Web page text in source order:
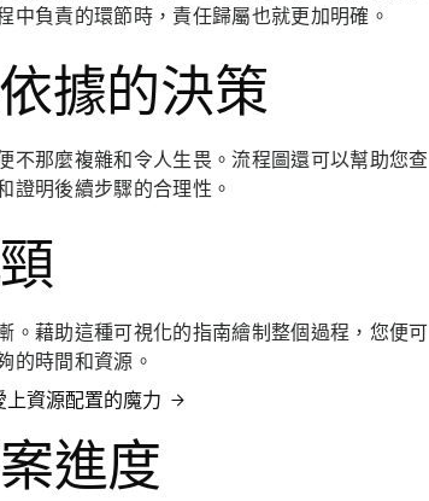
中負責的環節時，責任歸屬也就更加明確。
據的決策
不那麼複雜和令人生畏。流程圖還可以幫助您查
證明後續步驟的合理性。
。藉助這種可視化的指南繪制整個過程，您便可
的時間和資源。
上資源配置的魔力
進度